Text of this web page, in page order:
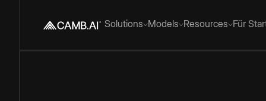
Solutions Models Resources Für